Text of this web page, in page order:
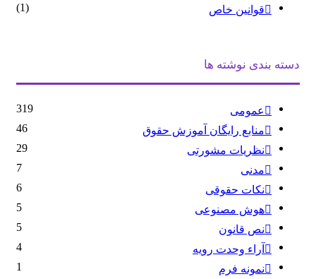
قوانین خاص
(1)
دسته بندی نوشته ها
عمومی
319
منابع رایگان آموزش حقوق
46
نظریات مشورتی
29
مدنی
7
نکات حقوقی
6
هوش مصنوعی
5
نص قانون
5
آراء وحدت رویه
4
نمونه فرم
1